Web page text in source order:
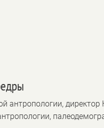
антропологии,